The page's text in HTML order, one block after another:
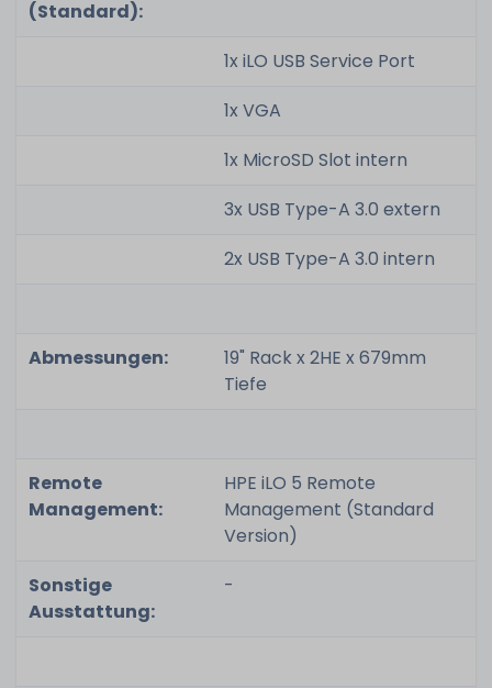
(Standard):
1x iLO USB Service Port
1x VGA
1x MicroSD Slot intern
3x USB Type-A 3.0 extern
2x USB Type-A 3.0 intern
Abmessungen:
19" Rack x 2HE x 679mm
Tiefe
Remote
Management:
HPE iLO 5 Remote
Management (Standard
Version)
Sonstige
Ausstattung:
-